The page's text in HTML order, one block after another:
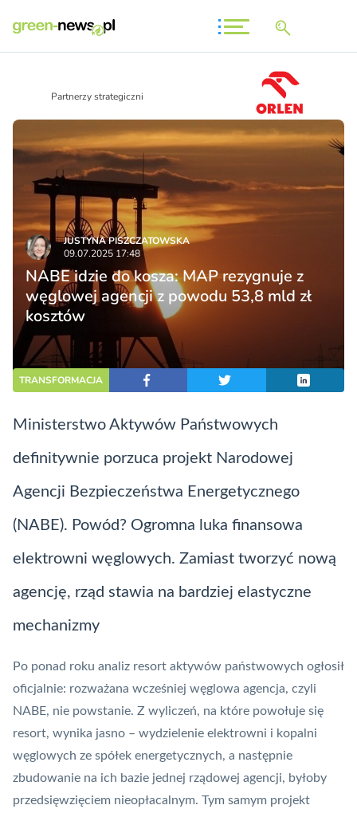
Partnerzy strategiczni
JUSTYNA PISZCZATOWSKA
09.07.2025 17:48
NABE idzie do kosza: MAP rezygnuje z
węglowej agencji z powodu 53,8 mld zł
kosztów
TRANSFORMACJA
Ministerstwo Aktywów Państwowych
definitywnie porzuca projekt Narodowej
Agencji Bezpieczeństwa Energetycznego
(NABE). Powód? Ogromna luka finansowa
elektrowni węglowych. Zamiast tworzyć nową
agencję, rząd stawia na bardziej elastyczne
mechanizmy
Po ponad roku analiz resort aktywów państwowych ogłosił
oficjalnie: rozważana wcześniej węglowa agencja, czyli
NABE, nie powstanie. Z wyliczeń, na które powołuje się
resort, wynika jasno – wydzielenie elektrowni i kopalni
węglowych ze spółek energetycznych, a następnie
zbudowanie na ich bazie jednej rządowej agencji, byłoby
przedsięwzięciem nieopłacalnym. Tym samym projekt